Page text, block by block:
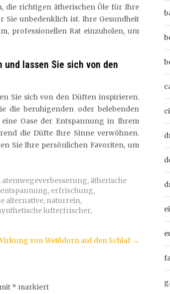
die richtigen ätherischen Öle für Ihre
Sie unbedenklich ist. Ihre Gesundheit
professionellen Rat einzuholen, um
lassen Sie sich von den
Sie sich von den Düften inspirieren.
die beruhigenden oder belebenden
Oase der Entspannung in Ihrem
die Düfte Ihre Sinne verwöhnen.
Sie Ihre persönlichen Favoriten, um
, atemwegeverbesserung, ätherische
entspannung, erfrischung,
alternative, naturrein,
lufterfrischer,
von Weißdorn auf den Schlaf →
* markiert